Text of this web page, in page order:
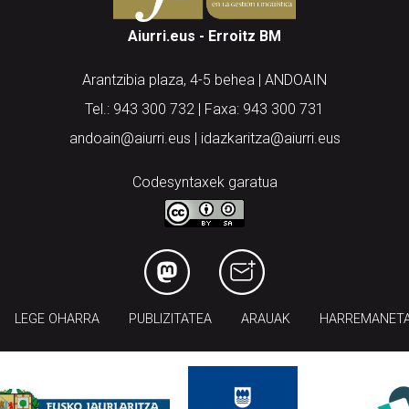
Aiurri.eus - Erroitz BM
Arantzibia plaza, 4-5 behea | ANDOAIN
Tel.: 943 300 732 | Faxa: 943 300 731
andoain@aiurri.eus | idazkaritza@aiurri.eus
Codesyntaxek garatua
LEGE OHARRA PUBLIZITATEA ARAUAK